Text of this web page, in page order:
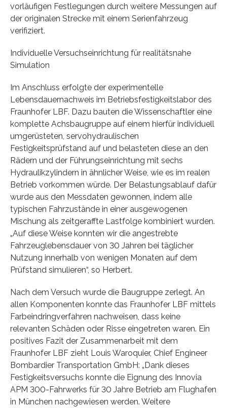
vorläufigen Festlegungen durch weitere Messungen auf
der originalen Strecke mit einem Serienfahrzeug
verifiziert.
Individuelle Versuchseinrichtung für realitätsnahe
Simulation
Im Anschluss erfolgte der experimentelle
Lebensdauernachweis im Betriebsfestigkeitslabor des
Fraunhofer LBF. Dazu bauten die Wissenschaftler eine
komplette Achsbaugruppe auf einem hierfür individuell
umgerüsteten, servohydraulischen
Festigkeitsprüfstand auf und belasteten diese an den
Rädern und der Führungseinrichtung mit sechs
Hydraulikzylindern in ähnlicher Weise, wie es im realen
Betrieb vorkommen würde. Der Belastungsablauf dafür
wurde aus den Messdaten gewonnen, indem alle
typischen Fahrzustände in einer ausgewogenen
Mischung als zeitgeraffte Lastfolge kombiniert wurden.
„Auf diese Weise konnten wir die angestrebte
Fahrzeuglebensdauer von 30 Jahren bei täglicher
Nutzung innerhalb von wenigen Monaten auf dem
Prüfstand simulieren“, so Herbert.
Nach dem Versuch wurde die Baugruppe zerlegt. An
allen Komponenten konnte das Fraunhofer LBF mittels
Farbeindringverfahren nachweisen, dass keine
relevanten Schäden oder Risse eingetreten waren. Ein
positives Fazit der Zusammenarbeit mit dem
Fraunhofer LBF zieht Louis Waroquier, Chief Engineer
Bombardier Transportation GmbH: „Dank dieses
Festigkeitsversuchs konnte die Eignung des Innovia
APM 300-Fahrwerks für 30 Jahre Betrieb am Flughafen
in München nachgewiesen werden. Weitere